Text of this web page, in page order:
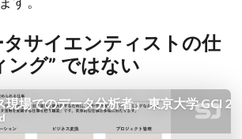
タサイエンティストの仕
ング” ではない